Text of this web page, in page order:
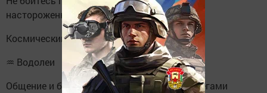
настороженностью воспользуйтесь ими.
Космический совет: откройте свое сердце.
♒ Водолеи
Общение и близкое взаимодействие с коллегами